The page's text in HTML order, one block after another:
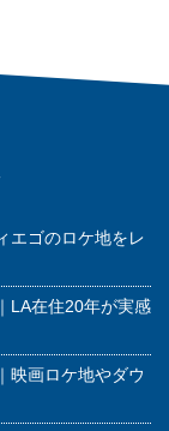
エゴのロケ地をレ
LA在住20年が実感
映画ロケ地やダウ